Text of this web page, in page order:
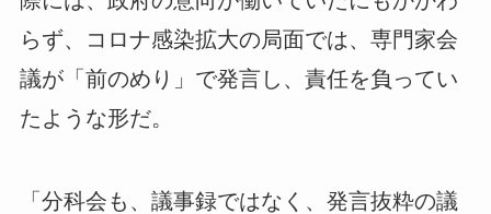
らず、コロナ感染拡大の局面では、専門家会
議が「前のめり」で発言し、責任を負ってい
たような形だ。
「分科会も、議事録ではなく、発言抜粋の議